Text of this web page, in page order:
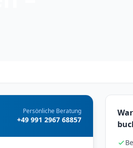
Persönliche Beratung
+49 991 2967 68857